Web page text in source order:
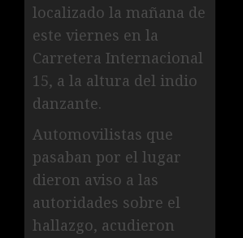
localizado la mañana de
este viernes en la
Carretera Internacional
15, a la altura del indio
danzante.
Automovilistas que
pasaban por el lugar
dieron aviso a las
autoridades sobre el
hallazgo, acudieron